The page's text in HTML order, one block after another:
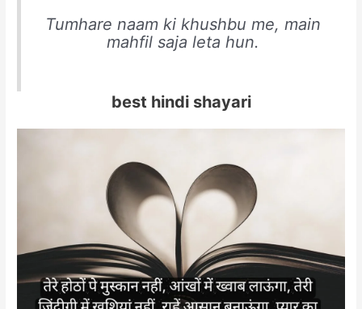
Tumhare naam ki khushbu me, main
mahfil saja leta hun.
best hindi shayari